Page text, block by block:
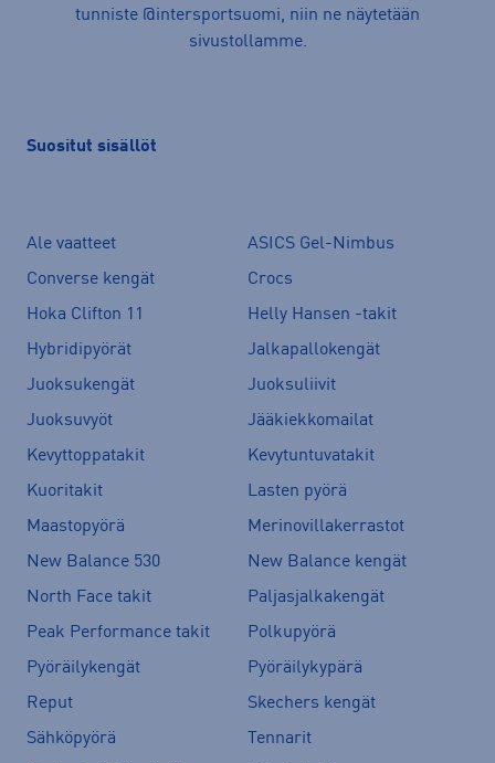
tunniste @intersportsuomi, niin ne näytetään
sivustollamme.
Suositut sisällöt
Ale vaatteet
ASICS Gel-Nimbus
Converse kengät
Crocs
Hoka Clifton 11
Helly Hansen -takit
Hybridipyörät
Jalkapallokengät
Juoksukengät
Juoksuliivit
Juoksuvyöt
Jääkiekkomailat
Kevyttoppatakit
Kevytuntuvatakit
Kuoritakit
Lasten pyörä
Maastopyörä
Merinovillakerrastot
New Balance 530
New Balance kengät
North Face takit
Paljasjalkakengät
Peak Performance takit
Polkupyörä
Pyöräilykengät
Pyöräilykypärä
Reput
Skechers kengät
Sähköpyörä
Tennarit